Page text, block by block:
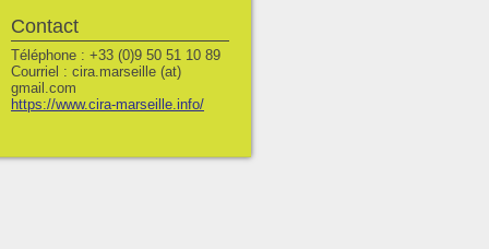
Contact
Téléphone : +33 (0)9 50 51 10 89
Courriel : cira.marseille (at)
gmail.com
https://www.cira-marseille.info/